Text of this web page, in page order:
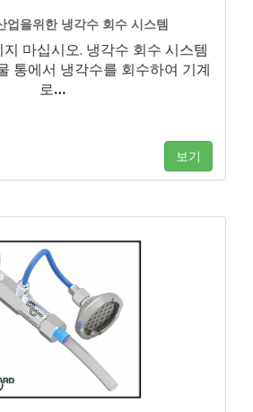
업을위한 냉각수 회수 시스템
마십시오. 냉각수 회수 시스템
통에서 냉각수를 회수하여 기계
로…
보기